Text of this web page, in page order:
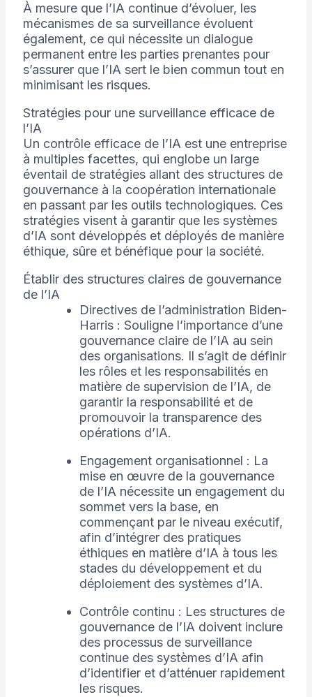
À mesure que l’IA continue d’évoluer, les
mécanismes de sa surveillance évoluent
également, ce qui nécessite un dialogue
permanent entre les parties prenantes pour
s’assurer que l’IA sert le bien commun tout en
minimisant les risques.
Stratégies pour une surveillance efficace de
l’IA
Un contrôle efficace de l’IA est une entreprise
à multiples facettes, qui englobe un large
éventail de stratégies allant des structures de
gouvernance à la coopération internationale
en passant par les outils technologiques. Ces
stratégies visent à garantir que les systèmes
d’IA sont développés et déployés de manière
éthique, sûre et bénéfique pour la société.
Établir des structures claires de gouvernance
de l’IA
Directives de l’administration Biden-
Harris : Souligne l’importance d’une
gouvernance claire de l’IA au sein
des organisations. Il s’agit de définir
les rôles et les responsabilités en
matière de supervision de l’IA, de
garantir la responsabilité et de
promouvoir la transparence des
opérations d’IA.
Engagement organisationnel : La
mise en œuvre de la gouvernance
de l’IA nécessite un engagement du
sommet vers la base, en
commençant par le niveau exécutif,
afin d’intégrer des pratiques
éthiques en matière d’IA à tous les
stades du développement et du
déploiement des systèmes d’IA.
Contrôle continu : Les structures de
gouvernance de l’IA doivent inclure
des processus de surveillance
continue des systèmes d’IA afin
d’identifier et d’atténuer rapidement
les risques.